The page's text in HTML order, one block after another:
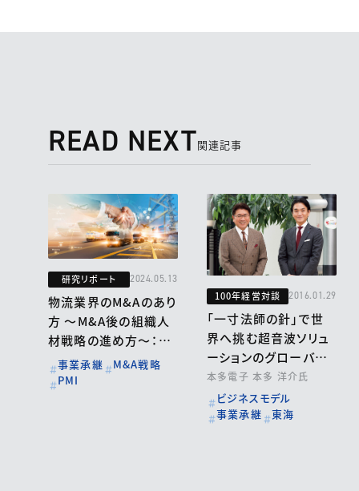
READ NEXT関連記事
研究リポート 2024.05.13
物流業界のM&Aのあり
方 ～M&A後の組織人
材戦略の進め方～：フ
ジホールディングス
事業承継
M&A戦略
PMI
100年経営対談 2016.01.29
「一寸法師の針」で世
界へ挑む超音波ソリュ
ーションのグローバル・
ニッチトップ
本多電子 本多 洋介氏
ビジネスモデル
事業承継
東海